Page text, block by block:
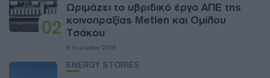
02
Ωριμάζει το υβριδικό έργο ΑΠΕ της
κοινοπραξίας Metlen και Ομίλου
Τσάκου
8 Αυγούστου 2026
ENERGY STORIES